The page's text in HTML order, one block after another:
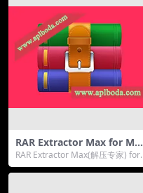
RAR Extractor Max for Mac
(解压缩软件)v10.7.0中文版
RAR Extractor Max(解压专家) for
Mac是一款轻量级且强大...